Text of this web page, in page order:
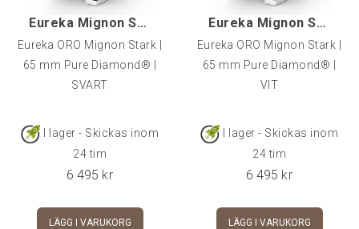
Eureka Mignon Stark, Svart
Eureka ORO Mignon Stark |
65 mm Pure Diamond® |
SVART
I lager - Skickas inom
24 tim
6 495 kr
LÄGG I VARUKORG
Eureka Mignon Stark, Vit
Eureka ORO Mignon Stark |
65 mm Pure Diamond® |
VIT
I lager - Skickas inom
24 tim
6 495 kr
LÄGG I VARUKORG